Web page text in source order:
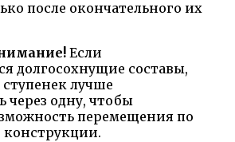
после окончательного их
Если
долгосохнущие составы,
лучше
через одну, чтобы
перемещения по